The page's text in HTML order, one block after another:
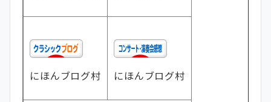
にほんブログ村 にほんブログ村